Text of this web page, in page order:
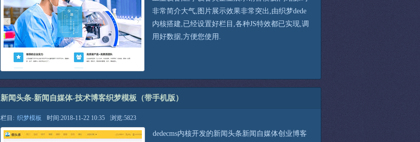
非常简介大气,图片展示效果非常突出,由织梦dede
内核搭建,已经设置好栏目,各种JS特效都已实现,调
用好数据,方便您使用.
新闻头条-新闻自媒体-技术博客织梦模板（带手机版）
栏目: 织梦模板 时间:2018-11-22 10:35 浏览:5823
dedecms内核开发的新闻头条新闻自媒体创业博客